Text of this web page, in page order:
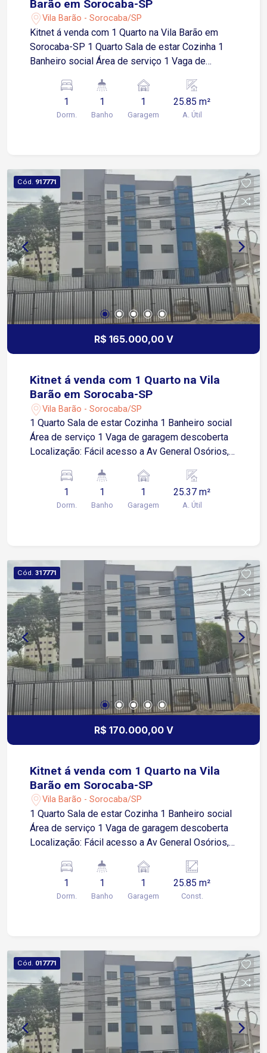
Barão em Sorocaba-SP
Vila Barão - Sorocaba/SP
Kitnet á venda com 1 Quarto na Vila Barão em
Sorocaba-SP 1 Quarto Sala de estar Cozinha 1
Banheiro social Área de serviço 1 Vaga de
Av General Osórios, próximo a supermercados,
restaurantes e comércios em geral.
1
Dorm.
1
Banho
1
Garagem
25.85 m²
A. Útil
Cód. 917771
R$ 165.000,00 V
Kitnet á venda com 1 Quarto na Vila
Barão em Sorocaba-SP
Vila Barão - Sorocaba/SP
1 Quarto Sala de estar Cozinha 1 Banheiro social
Área de serviço 1 Vaga de garagem descoberta
Localização: Fácil acesso a Av General Osórios,
comércios em geral.
1
Dorm.
1
Banho
1
Garagem
25.37 m²
A. Útil
Cód. 317771
R$ 170.000,00 V
Kitnet á venda com 1 Quarto na Vila
Barão em Sorocaba-SP
Vila Barão - Sorocaba/SP
1 Quarto Sala de estar Cozinha 1 Banheiro social
Área de serviço 1 Vaga de garagem descoberta
Localização: Fácil acesso a Av General Osórios,
comércios em geral.
1
Dorm.
1
Banho
1
Garagem
25.85 m²
Const.
Cód. 017771